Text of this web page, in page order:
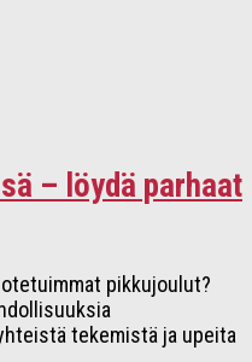
– löydä parhaat
pikkujoulut?
tekemistä ja upeita